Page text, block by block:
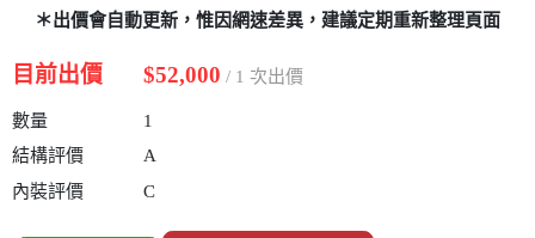
＊出價會自動更新，惟因網速差異，建議定期重新整理頁面
目前出價 $52,000 / 1 次出價
數量
1
結構評價
A
內裝評價
C